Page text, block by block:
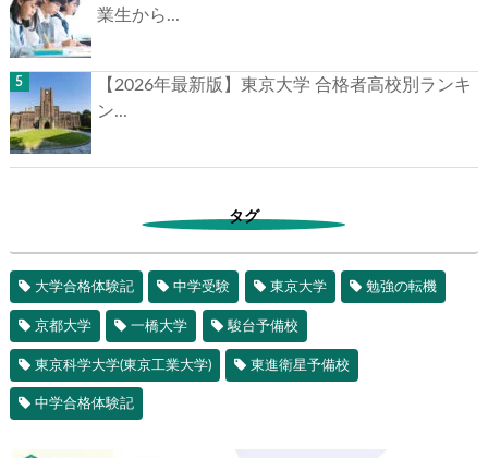
業生から...
【2026年最新版】東京大学 合格者高校別ランキ
ン...
タグ
大学合格体験記 中学受験 東京大学 勉強の転機
京都大学 一橋大学 駿台予備校
東京科学大学(東京工業大学) 東進衛星予備校
中学合格体験記